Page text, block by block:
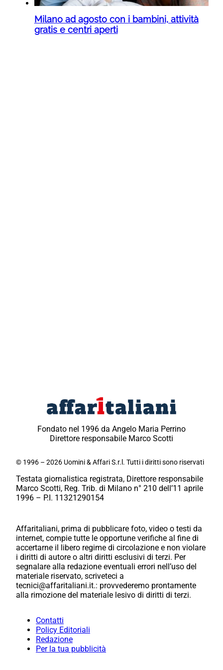
Milano ad agosto con i bambini, attività
gratis e centri aperti
Fondato nel 1996 da Angelo Maria Perrino
Direttore responsabile Marco Scotti
© 1996 – 2026 Uomini & Affari S.r.l. Tutti i diritti sono riservati
Testata giornalistica registrata, Direttore responsabile
Marco Scotti, Reg. Trib. di Milano n° 210 dell’11 aprile
1996 – P.I. 11321290154
Affaritaliani, prima di pubblicare foto, video o testi da
internet, compie tutte le opportune verifiche al fine di
accertarne il libero regime di circolazione e non violare
i diritti di autore o altri diritti esclusivi di terzi. Per
segnalare alla redazione eventuali errori nell’uso del
materiale riservato, scriveteci a
tecnici@affaritaliani.it.: provvederemo prontamente
alla rimozione del materiale lesivo di diritti di terzi.
Contatti
Policy Editoriali
Redazione
Per la tua pubblicità